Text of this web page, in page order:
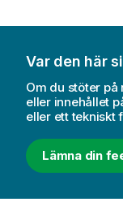
Var den här
Om du stöter
eller innehållet
eller ett tekniskt
Lämna din